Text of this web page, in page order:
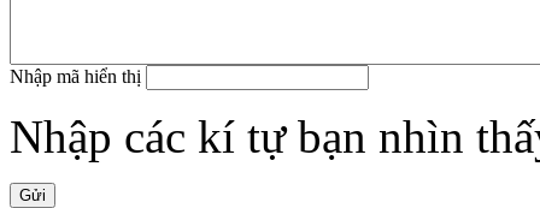
Nhập mã hiển thị
Nhập các kí tự bạn nhìn